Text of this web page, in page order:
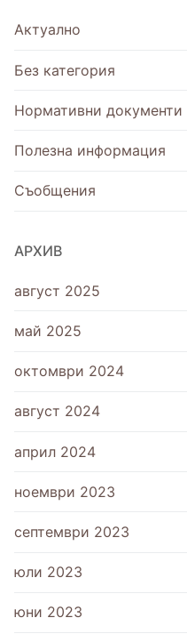
Актуално
Без категория
Нормативни документи
Полезна информация
Съобщения
АРХИВ
август 2025
май 2025
октомври 2024
август 2024
април 2024
ноември 2023
септември 2023
юли 2023
юни 2023